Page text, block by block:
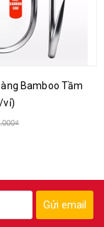
Bamboo Tầm
vỉ)
Gửi email